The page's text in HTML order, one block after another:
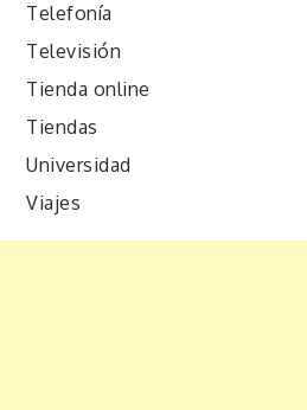
Telefonía
Televisión
Tienda online
Tiendas
Universidad
Viajes